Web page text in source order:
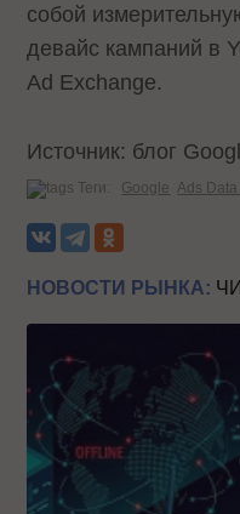
собой
девайс кампаний в
Ad Exchange.
Источник: блог
Теги: Google Ads
НОВОСТИ РЫНКА: